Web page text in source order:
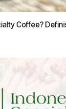
Coffee?